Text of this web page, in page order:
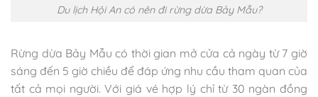
Du lịch Hội An có nên đi rừng dừa Bảy Mẫu?
Rừng dừa Bảy Mẫu có thời gian mở cửa cả ngày từ 7 giờ
sáng đến 5 giờ chiều để đáp ứng nhu cầu tham quan của
tất cả mọi người. Với giá vé hợp lý chỉ từ 30 ngàn đồng